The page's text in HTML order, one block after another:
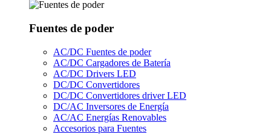
Fuentes de poder
AC/DC Fuentes de poder
AC/DC Cargadores de Batería
AC/DC Drivers LED
DC/DC Convertidores
DC/DC Convertidores driver LED
DC/AC Inversores de Energía
AC/AC Energías Renovables
Accesorios para Fuentes